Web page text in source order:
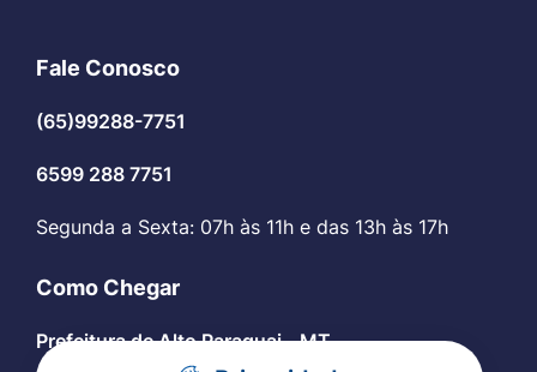
Fale Conosco
(65)99288-7751
6599 288 7751
Segunda a Sexta: 07h às 11h e das 13h às 17h
Como Chegar
Prefeitura de Alto Paraguai - MT